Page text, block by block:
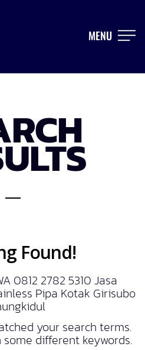
MENU
Found!
0812 2782 5310 Jasa
Pipa Kotak Girisubo
your search terms.
different keywords.